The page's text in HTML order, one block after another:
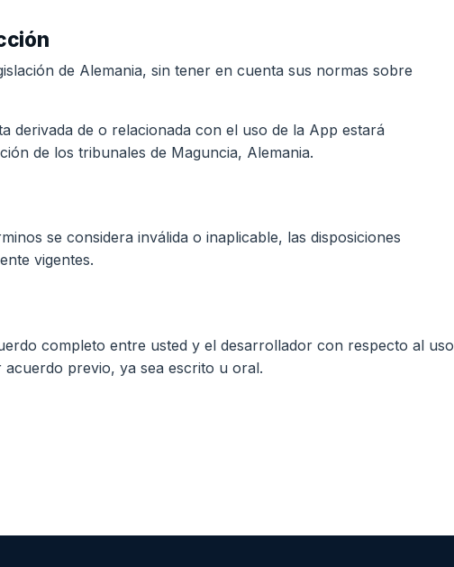
de Alemania, sin tener en cuenta sus normas sobre
derivada de o relacionada con el uso de la App estará
de los tribunales de Maguncia, Alemania.
se considera inválida o inaplicable, las disposiciones
vigentes.
completo entre usted y el desarrollador con respecto al uso
previo, ya sea escrito u oral.